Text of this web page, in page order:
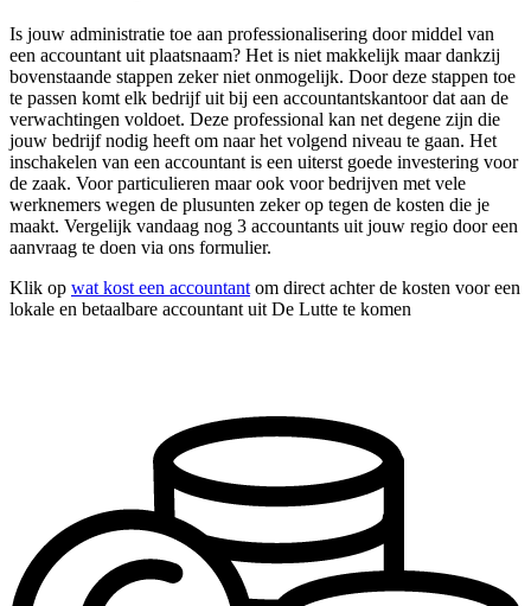
Is jouw administratie toe aan professionalisering door middel van
een accountant uit plaatsnaam? Het is niet makkelijk maar dankzij
bovenstaande stappen zeker niet onmogelijk. Door deze stappen toe
te passen komt elk bedrijf uit bij een accountantskantoor dat aan de
verwachtingen voldoet. Deze professional kan net degene zijn die
jouw bedrijf nodig heeft om naar het volgend niveau te gaan. Het
inschakelen van een accountant is een uiterst goede investering voor
de zaak. Voor particulieren maar ook voor bedrijven met vele
werknemers wegen de plusunten zeker op tegen de kosten die je
maakt. Vergelijk vandaag nog 3 accountants uit jouw regio door een
aanvraag te doen via ons formulier.
Klik op wat kost een accountant om direct achter de kosten voor een
lokale en betaalbare accountant uit De Lutte te komen